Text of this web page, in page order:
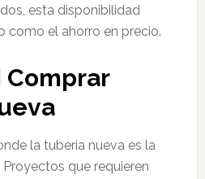
esta disponibilidad
como el ahorro en precio.
Comprar
la tuberia nueva es la
que requieren